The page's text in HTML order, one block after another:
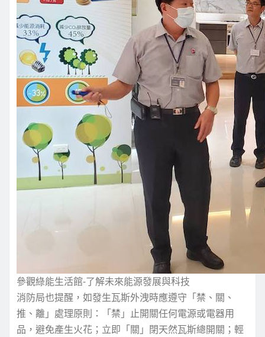
參觀綠能生活館-了解未來能源發展與科技
消防局也提醒，如發生瓦斯外洩時應遵守「禁、關、
推、離」處理原則：「禁」止開關任何電源或電器用
品，避免產生火花；立即「關」閉天然瓦斯總開關；輕